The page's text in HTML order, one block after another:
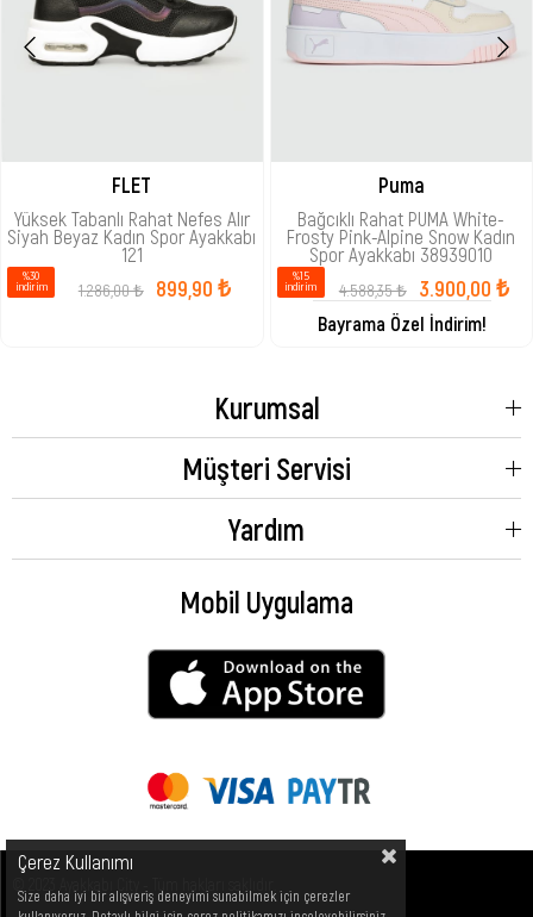
FLET
Yüksek Tabanlı Rahat Nefes Alır
Siyah Beyaz Kadın Spor Ayakkabı
121
899,90 ₺
1.286,00 ₺
%30
i̇ndirim
Puma
Bağcıklı Rahat PUMA White-
Frosty Pink-Alpine Snow Kadın
Spor Ayakkabı 38939010
3.900,00 ₺
4.588,35 ₺
Bayrama Özel İndirim!
%15
i̇ndirim
Kurumsal
Müşteri Servisi
Yardım
Mobil Uygulama
Çerez Kullanımı
Size daha iyi bir alışveriş deneyimi sunabilmek için çerezler